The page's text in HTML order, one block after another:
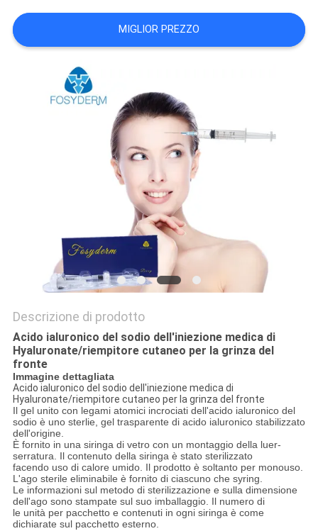
PREVENTIVO
SHOPPING
ONLINE
POLICY
MIGLIOR PREZZO
Descrizione di prodotto
Acido ialuronico del sodio dell'iniezione medica di
Hyaluronate/riempitore cutaneo per la grinza del
fronte
Immagine dettagliata
Acido ialuronico del sodio dell'iniezione medica di
Hyaluronate/riempitore cutaneo per la grinza del fronte
Il gel unito con legami atomici incrociati dell'acido ialuronico del
sodio è uno sterlie, gel trasparente di acido ialuronico stabilizzato
dell'origine.
È fornito in una siringa di vetro con un montaggio della luer-
serratura. Il contenuto della siringa è stato sterilizzato
facendo uso di calore umido. Il prodotto è soltanto per monouso.
L'ago sterile eliminabile è fornito di ciascuno che syring.
Le informazioni sul metodo di sterilizzazione e sulla dimensione
dell'ago sono stampate sul suo imballaggio. Il numero di
le unità per pacchetto e contenuti in ogni siringa è come
dichiarate sul pacchetto esterno.